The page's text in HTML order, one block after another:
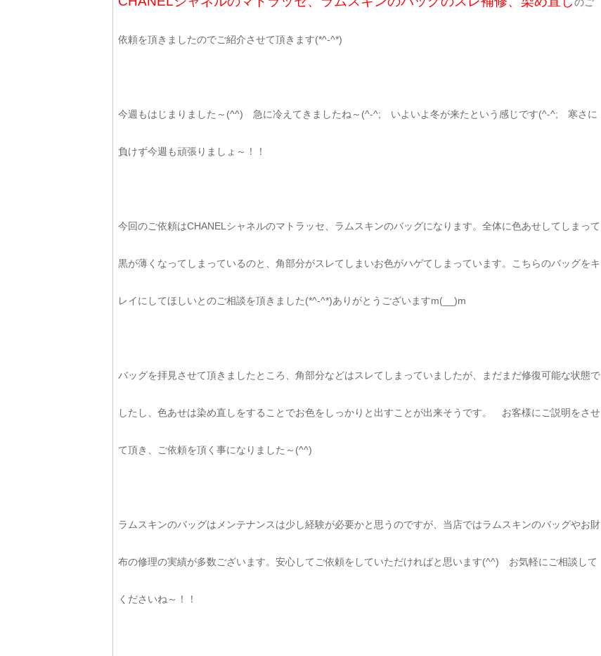
依頼を頂きましたのでご紹介させて頂きます(*^-^*)
今週もはじまりました～(^^) 急に冷えてきましたね～(^-^; いよいよ冬が来たという感じです(^-^; 寒さに
負けず今週も頑張りましょ～！！
今回のご依頼はCHANELシャネルのマトラッセ、ラムスキンのバッグになります。全体に色あせしてしまって
黒が薄くなってしまっているのと、角部分がスレてしまいお色がハゲてしまっています。こちらのバッグをキ
レイにしてほしいとのご相談を頂きました(*^-^*)ありがとうございますm(__)m
バッグを拝見させて頂きましたところ、角部分などはスレてしまっていましたが、まだまだ修復可能な状態で
したし、色あせは染め直しをすることでお色をしっかりと出すことが出来そうです。 お客様にご説明をさせ
て頂き、ご依頼を頂く事になりました～(^^)
ラムスキンのバッグはメンテナンスは少し経験が必要かと思うのですが、当店ではラムスキンのバッグやお財
布の修理の実績が多数ございます。安心してご依頼をしていただければと思います(^^) お気軽にご相談して
くださいね～！！